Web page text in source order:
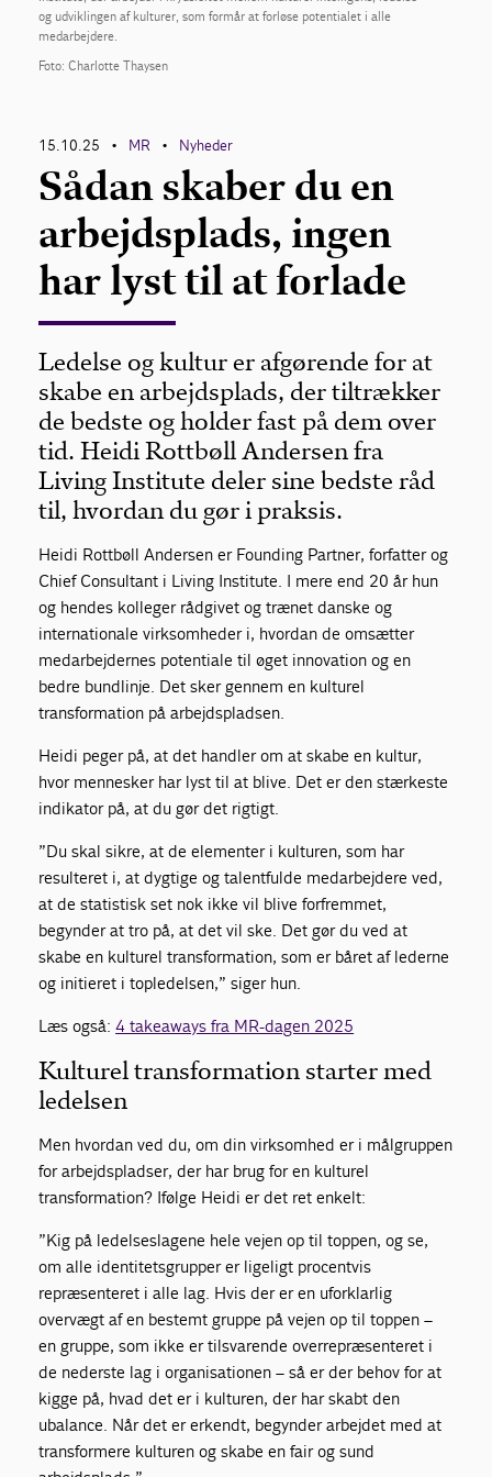
og udviklingen af kulturer, som formår at forløse potentialet i alle
medarbejdere.
Foto: Charlotte Thaysen
15.10.25 • MR • Nyheder
Sådan skaber du en
arbejdsplads, ingen
har lyst til at forlade
Ledelse og kultur er afgørende for at
skabe en arbejdsplads, der tiltrækker
de bedste og holder fast på dem over
tid. Heidi Rottbøll Andersen fra
Living Institute deler sine bedste råd
til, hvordan du gør i praksis.
Heidi Rottbøll Andersen er Founding Partner, forfatter og
Chief Consultant i Living Institute. I mere end 20 år hun
og hendes kolleger rådgivet og trænet danske og
internationale virksomheder i, hvordan de omsætter
medarbejdernes potentiale til øget innovation og en
bedre bundlinje. Det sker gennem en kulturel
transformation på arbejdspladsen.
Heidi peger på, at det handler om at skabe en kultur,
hvor mennesker har lyst til at blive. Det er den stærkeste
indikator på, at du gør det rigtigt.
”Du skal sikre, at de elementer i kulturen, som har
resulteret i, at dygtige og talentfulde medarbejdere ved,
at de statistisk set nok ikke vil blive forfremmet,
begynder at tro på, at det vil ske. Det gør du ved at
skabe en kulturel transformation, som er båret af lederne
og initieret i topledelsen,” siger hun.
Læs også:4 takeaways fra MR-dagen 2025
Kulturel transformation starter med
ledelsen
Men hvordan ved du, om din virksomhed er i målgruppen
for arbejdspladser, der har brug for en kulturel
transformation? Ifølge Heidi er det ret enkelt:
”Kig på ledelseslagene hele vejen op til toppen, og se,
om alle identitetsgrupper er ligeligt procentvis
repræsenteret i alle lag. Hvis der er en uforklarlig
overvægt af en bestemt gruppe på vejen op til toppen –
en gruppe, som ikke er tilsvarende overrepræsenteret i
de nederste lag i organisationen – så er der behov for at
kigge på, hvad det er i kulturen, der har skabt den
ubalance. Når det er erkendt, begynder arbejdet med at
transformere kulturen og skabe en fair og sund